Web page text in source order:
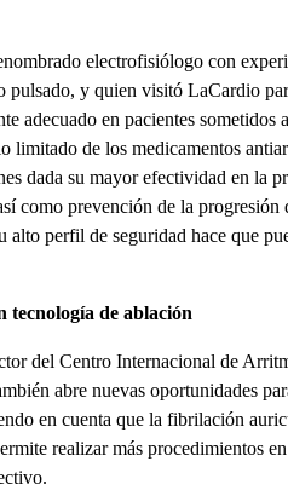
electrofisiólogo con
y quien visitó LaCardio
adecuado en pacientes
limitado de los medicamentos
dada su mayor efectividad en la
como prevención de la
alto perfil de seguridad hace que
de ablación
del Centro Internacional de
abre nuevas oportunidades
en cuenta que la fibrilación
realizar más procedimientos